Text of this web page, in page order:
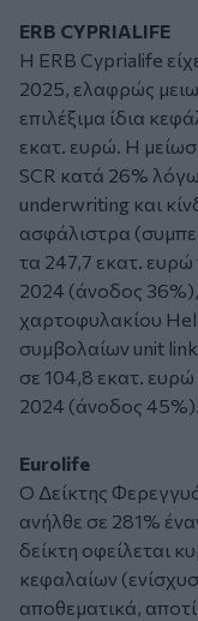
ERB CYPRIALIFE
Η ERB Cyprialife
2025, ελαφρώς
επιλέξιμα ίδια
εκατ. ευρώ. Η
SCR κατά 26%
underwriting και
ασφάλιστρα
τα 247,7 εκατ.
2024 (άνοδος
χαρτοφυλακίου
συμβολαίων unit
σε 104,8 εκατ.
2024 (άνοδος 45%).
Eurolife
Ο Δείκτης
ανήλθε σε 281%
δείκτη οφείλεται
κεφαλαίων
αποθεματικά,